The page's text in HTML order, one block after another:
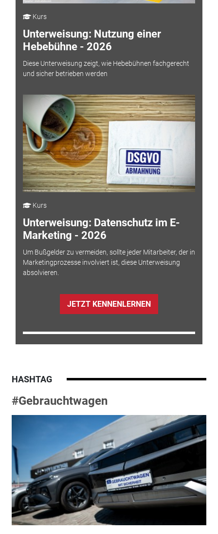
Kurs
Unterweisung: Nutzung einer
Hebebühne - 2026
Diese Unterweisung zeigt, wie Hebebühnen fachgerecht
und sicher betrieben werden
Kurs
Unterweisung: Datenschutz im E-
Marketing - 2026
Um Bußgelder zu vermeiden, sollte jeder Mitarbeiter, der in
Marketingprozesse involviert ist, diese Unterweisung
absolvieren.
JETZT KENNENLERNEN
HASHTAG
#Gebrauchtwagen